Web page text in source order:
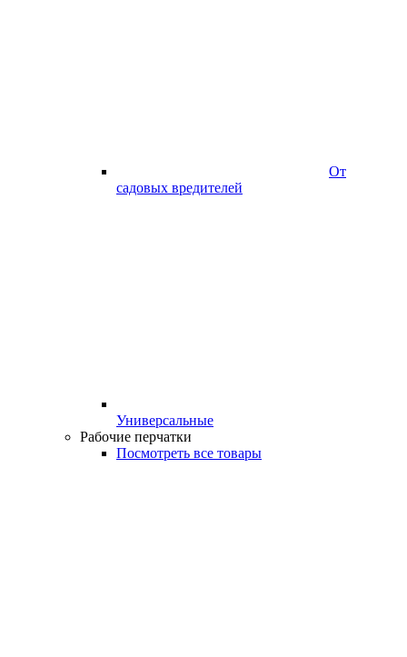
От
садовых вредителей
Универсальные
Рабочие перчатки
Посмотреть все товары